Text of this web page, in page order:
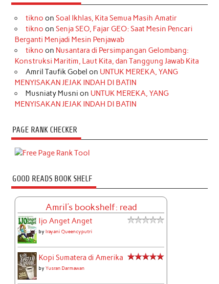
tikno on Soal Ikhlas, Kita Semua Masih Amatir
tikno on Senja SEO, Fajar GEO: Saat Mesin Pencari
Berganti Menjadi Mesin Penjawab
tikno on Nusantara di Persimpangan Gelombang:
Konstruksi Maritim, Laut Kita, dan Tanggung Jawab Kita
Amril Taufik Gobel on UNTUK MEREKA, YANG
MENYISAKAN JEJAK INDAH DI BATIN
Musniaty Musni on UNTUK MEREKA, YANG
MENYISAKAN JEJAK INDAH DI BATIN
PAGE RANK CHECKER
GOOD READS BOOK SHELF
Amril's bookshelf: read
Ijo Anget Anget
byIrayani Queencyputri
Kopi Sumatera di Amerika
byYusran Darmawan